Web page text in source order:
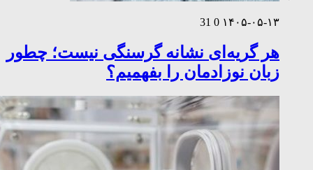
۱۴۰۵-۰۵-۱۳ 0
31
هر گریه‌ای نشانه گرسنگی نیست؛ چطور
زبان نوزادمان را بفهمیم؟